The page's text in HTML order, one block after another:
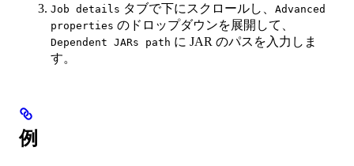
Job details タブで下にスクロールし、 Advanced
properties のドロップダウンを展開して、
Dependent JARs path に JAR のパスを入力しま
す。
例